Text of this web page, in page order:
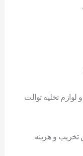
تخلیه توالت
تخریب و هزینه